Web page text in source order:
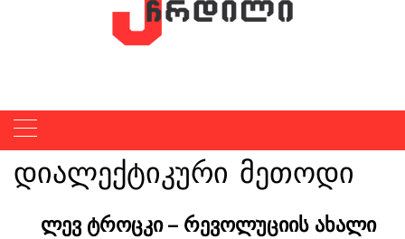
დიალექტიკური მეთოდი
ლევ ტროცკი – რევოლუციის ახალი